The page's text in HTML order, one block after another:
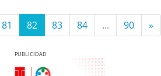
81 82 83 84 ... 90 »